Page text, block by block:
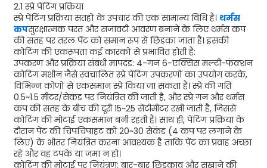
2.1 स्प्रे पेंटिंग प्रक्रिया
स्प्रे पेंटिंग प्रक्रिया सतहों के उपचार की एक सामान्य विधि है। थर्मस
कपसुरक्षात्मक परत और सजावटी आवरण बनाने के लिए थर्मस कप
की सतह पर तरल पेंट को समान रूप से छिड़का जाता है। इसकी
कोटिंग की एकरूपता कई कारकों से प्रभावित होती है:
उपकरण और प्रक्रिया संबंधी मापदंड: 4-गन 6-एक्सिस मल्टी-फंक्शन
कोटिंग मशीन जैसे स्वचालित स्प्रे पेंटिंग उपकरणों का उपयोग करके,
विभिन्न कोणों से एकसमान स्प्रे किया जा सकता है। स्प्रे की गति
0.5~1.5 मीटर/सेकंड पर नियंत्रित की जाती है, और स्प्रे गन और थर्मस
कप की सतह के बीच की दूरी 15~25 सेंटीमीटर रखी जाती है, जिससे
कोटिंग की मोटाई एकसमान बनी रहती है। साथ ही, पेंटिंग प्रक्रिया के
दौरान पेंट की चिपचिपाहट को 20~30 सेकंड (4 कप पर लगाने के
लिए) के भीतर नियंत्रित करना आवश्यक है ताकि पेंट का प्रवाह अच्छा
रहे और वह टपके या जमा न हो।
कोटिंग की मोटाई पर नियंत्रण: बार-बार छिड़काव और सुखाने की